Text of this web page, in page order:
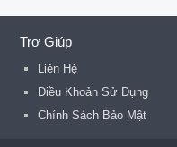
Trợ Giúp
Liên Hệ
Điều Khoản Sử Dụng
Chính Sách Bảo Mật